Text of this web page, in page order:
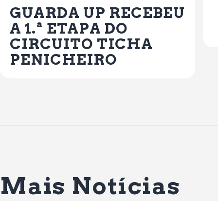
GUARDA UP RECEBEU
A 1.ª ETAPA DO
CIRCUITO TICHA
PENICHEIRO
Mais Notícias